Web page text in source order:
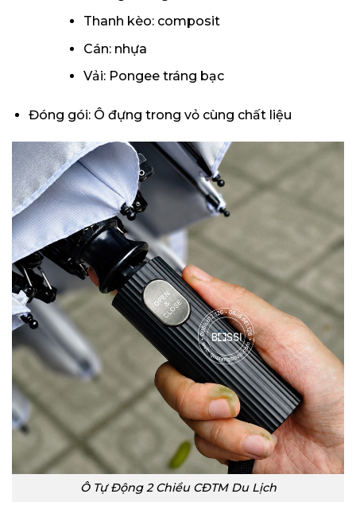
Thanh kèo: composit
Cán: nhựa
Vải: Pongee tráng bạc
Đóng gói: Ô đựng trong vỏ cùng chất liệu
Ô Tự Động 2 Chiều CĐTM Du Lịch